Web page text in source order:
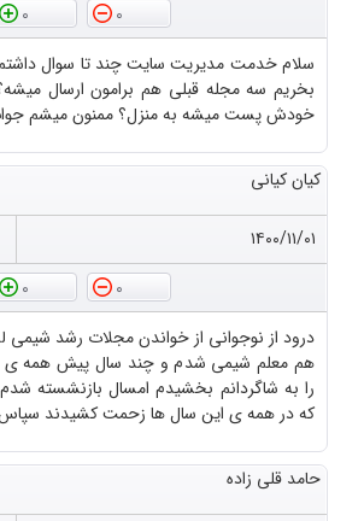
0
0
سلام خدمت مدیریت سایت چند تا سوال داشتم
بخریم سه مجله قبلی هم برامون ارسال
خودش پست میشه به منزل؟ ممنون میشم
کیان کیانی
۱۴۰۰/۱۱/۰۱
0
0
درود از نوجوانی از خواندن مجلات رشد
هم معلم شیمی شدم و چند سال پیش همه
را به شاگردانم بخشیدم امسال بازنشسته
که در همه ی این سال ها زحمت کشیدند سپاس
حامد قلی زاده